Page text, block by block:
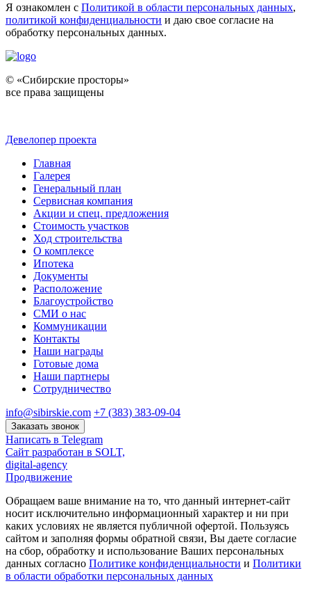
Я ознакомлен с Политикой в области персональных данных,
политикой конфиденциальности и даю свое согласие на
обработку персональных данных.
© «Сибирские просторы»
все права защищены
Девелопер проекта
Главная
Галерея
Генеральный план
Сервисная компания
Акции и спец. предложения
Стоимость участков
Ход строительства
О комплексе
Ипотека
Документы
Расположение
Благоустройство
СМИ о нас
Коммуникации
Контакты
Наши награды
Готовые дома
Наши партнеры
Сотрудничество
info@sibirskie.com +7 (383) 383-09-04
Заказать звонок
Написать в Telegram
Сайт разработан в SOLT,
digital-agency
Продвижение
Обращаем ваше внимание на то, что данный интернет-сайт
носит исключительно информационный характер и ни при
каких условиях не является публичной офертой. Пользуясь
сайтом и заполняя формы обратной связи, Вы даете согласие
на сбор, обработку и использование Ваших персональных
данных согласно Политике конфиденциальности и Политики
в области обработки персональных данных